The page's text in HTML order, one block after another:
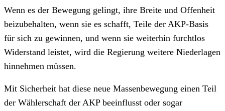
Wenn es der Bewegung gelingt, ihre Breite und Offenheit
beizubehalten, wenn sie es schafft, Teile der AKP-Basis
für sich zu gewinnen, und wenn sie weiterhin furchtlos
Widerstand leistet, wird die Regierung weitere Niederlagen
hinnehmen müssen.
Mit Sicherheit hat diese neue Massenbewegung einen Teil
der Wählerschaft der AKP beeinflusst oder sogar